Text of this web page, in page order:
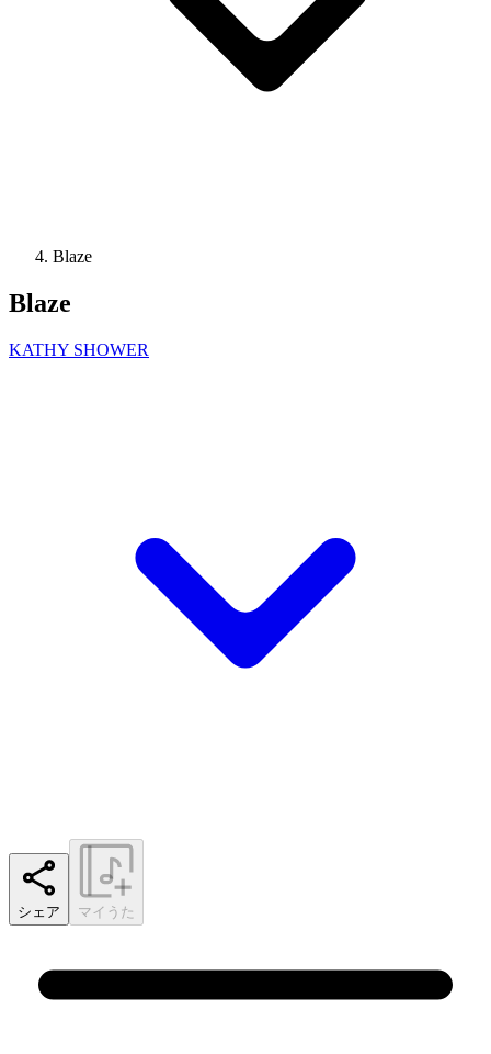
Blaze
Blaze
KATHY SHOWER
シェア マイうた